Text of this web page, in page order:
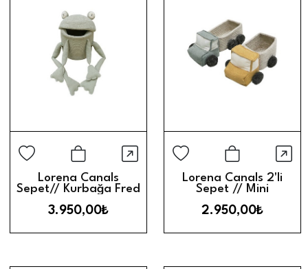
Sepete Ekle
Hızlı Görünüm
Lorena Canals
Sepet// Kurbağa Fred
3.950,00₺
Sepete
Lorena Canals 2'li
Sepet // Mini
2.950,00₺